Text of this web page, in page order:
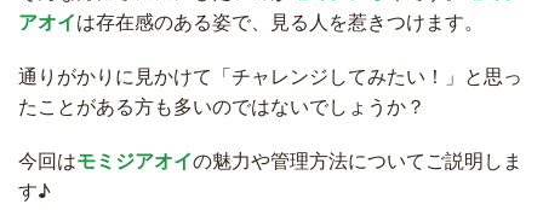
アオイは存在感のある姿で、見る人を惹きつけます。
通りがかりに見かけて「チャレンジしてみたい！」と思っ
たことがある方も多いのではないでしょうか？
今回はモミジアオイの魅力や管理方法についてご説明しま
す♪